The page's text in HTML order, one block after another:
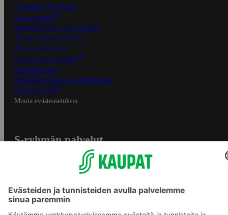
S-Business yrityksille
Oiva-raportit
Osuuskauppojen yhteystiedot
Tilaus- ja toimitusehdot
Tietosuojakäytäntö
Palvelun käyttöehdot
Saavutettavuus
Mobiilisovelluksen saavutettavuus
Mainostajalle
Muuta evästeasetuksia
S-ryhmän palvelut
Yhteishyvä Ruoka -sovellus
S-ostoslista -sovellus